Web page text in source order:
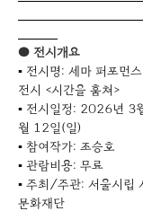
● 전시개요
▪ 전시명: 세마 퍼포먼
전시 <시간을 훔쳐>​
▪ 전시일정: 2026년
월 12일(일)
▪ 참여작가: 조승호
▪ 관람비용: 무료
▪ 주최/주관: 서울시립
문화재단